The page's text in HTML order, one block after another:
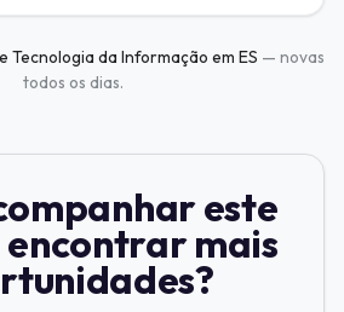
Tecnologia da Informação em ES — novas
todos os dias.
este
mais